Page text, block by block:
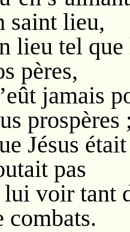
saint lieu,
lieu tel que
pères,
jamais
prospères
Jésus
pas
voir tant
combats.